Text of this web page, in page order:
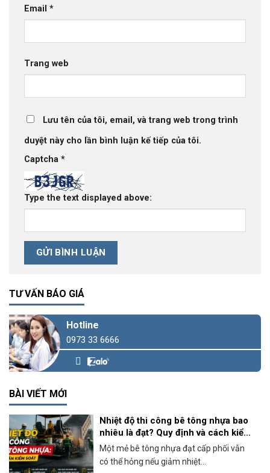
Email *
Trang web
Lưu tên của tôi, email, và trang web trong trình
duyệt này cho lần bình luận kế tiếp của tôi.
Captcha *
Type the text displayed above:
TƯ VẤN BÁO GIÁ
Hotline
0973 33 6666
BÀI VIẾT MỚI
Nhiệt độ thi công bê tông nhựa bao
nhiêu là đạt? Quy định và cách kiểm
soát thực tế
Một mẻ bê tông nhựa đạt cấp phối vẫn
có thể hỏng nếu giảm nhiệt...